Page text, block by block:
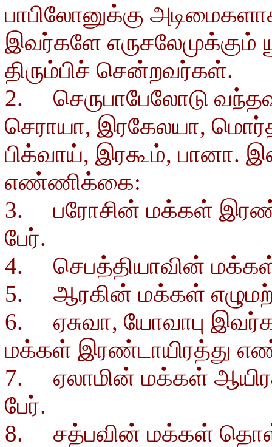
பாபிலோனுக்கு
இவர்களே எருசலேமுக்கும்
திரும்பிச் சென்றவர்கள்.
2. செருபாபேலோடு
செராயா, இரகேலயா,
பிக்வாய், இரகூம்,
எண்ணிக்கை:
3. பரோசின் மக்கள்
பேர்.
4. செபத்தியாவின் மக்கள்
5. ஆரகின் மக்கள்
6. ஏசுவா, யோவாபு
மக்கள் இரண்டாயிரத்து
7. ஏலாமின் மக்கள்
பேர்.
8. சத்பவின் மக்கள்